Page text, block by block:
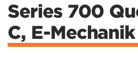
Series 700
C, E-Mechanik